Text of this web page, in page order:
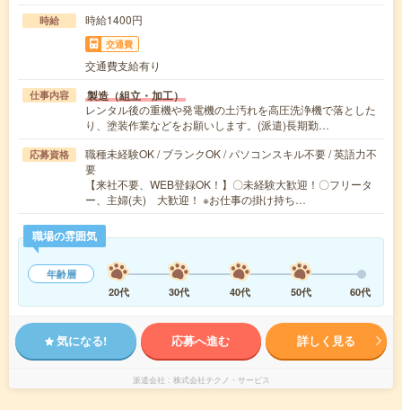
時給 時給1400円
交通費
交通費支給有り
仕事内容 製造（組立・加工）
レンタル後の重機や発電機の土汚れを高圧洗浄機で落とした
り、塗装作業などをお願いします。(派遣)長期勤…
応募資格
職種未経験OK / ブランクOK / パソコンスキル不要 / 英語力不
要
【来社不要、WEB登録OK！】〇未経験大歓迎！〇フリータ
ー、主婦(夫) 大歓迎！ ※お仕事の掛け持ち…
職場の雰囲気
年齢層
20代
30代 40代 50代 60代
気になる! 応募へ進む 詳しく見る
派遣会社 株式会社テクノ・サービス